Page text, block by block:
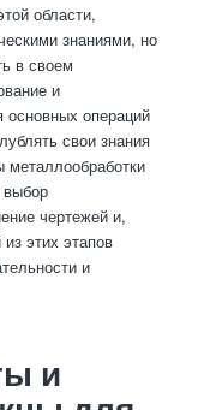
области,
знаниями, но
в своем
и
основных операций
свои знания
чертежей и,
этих этапов
и
и